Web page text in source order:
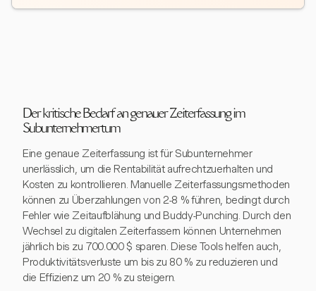
Der kritische Bedarf an genauer Zeiterfassung im
Subunternehmertum
Eine genaue Zeiterfassung ist für Subunternehmer
unerlässlich, um die Rentabilität aufrechtzuerhalten und
Kosten zu kontrollieren. Manuelle Zeiterfassungsmethoden
können zu Überzahlungen von 2-8 % führen, bedingt durch
Fehler wie Zeitaufblähung und Buddy-Punching. Durch den
Wechsel zu digitalen Zeiterfassern können Unternehmen
jährlich bis zu 700.000 $ sparen. Diese Tools helfen auch,
Produktivitätsverluste um bis zu 80 % zu reduzieren und
die Effizienz um 20 % zu steigern.